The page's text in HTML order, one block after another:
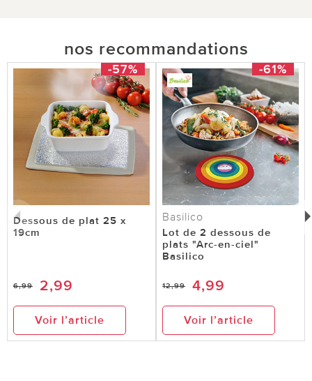
nos recommandations
-57%
Dessous de plat 25 x
19cm
6,99 2,99
Voir l’article
-61%
Basilico
Lot de 2 dessous de
plats "Arc-en-ciel"
Basilico
12,99 4,99
Voir l’article